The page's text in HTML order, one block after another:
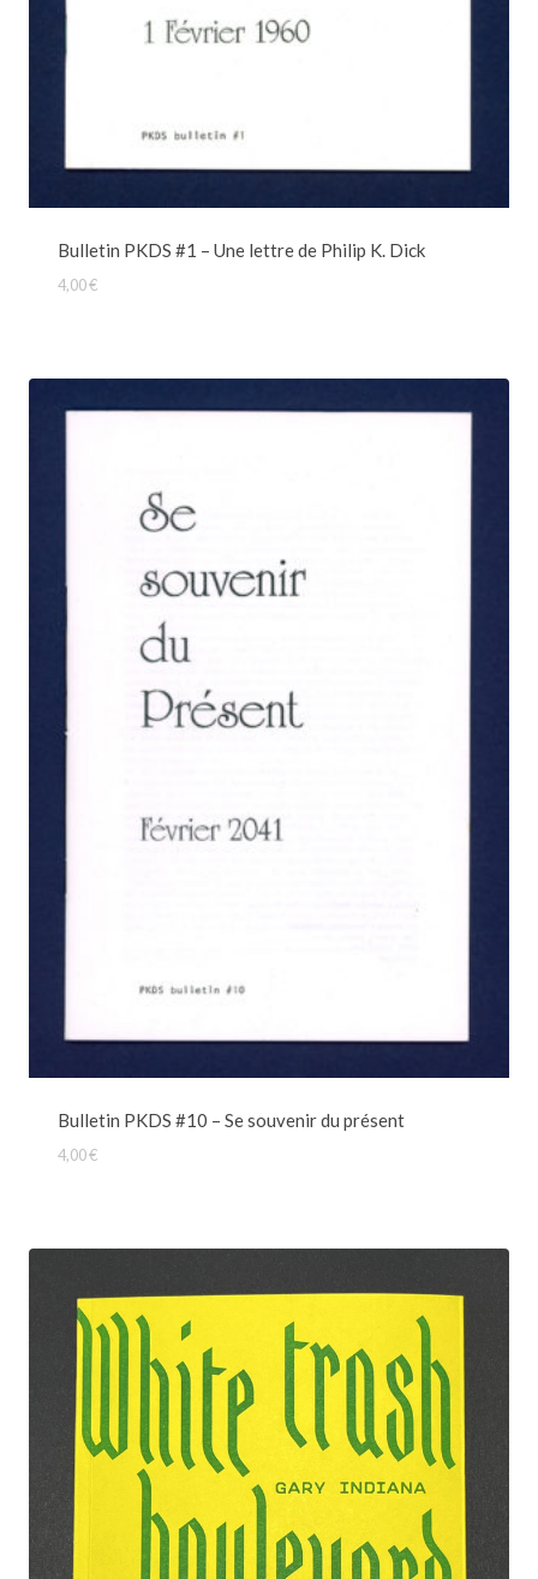
Bulletin PKDS #1 – Une lettre de Philip K. Dick
4,00€
Bulletin PKDS #10 – Se souvenir du présent
4,00€